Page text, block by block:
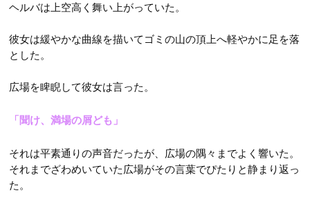
ヘルバは上空高く舞い上がっていた。
彼女は緩やかな曲線を描いてゴミの山の頂上へ軽やかに足を落
とした。
広場を睥睨して彼女は言った。
「聞け、満場の屑ども」
それは平素通りの声音だったが、広場の隅々までよく響いた。
それまでざわめいていた広場がその言葉でぴたりと静まり返っ
た。